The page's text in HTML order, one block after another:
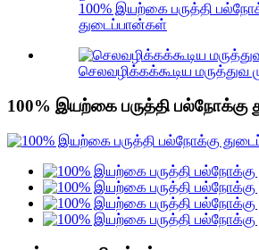
100% இயற்கை பருத்தி
துடைப்பான்கள்
செலவழிக்கக்கூடிய மருத்துவ
100% இயற்கை பருத்தி பல்நோக்கு